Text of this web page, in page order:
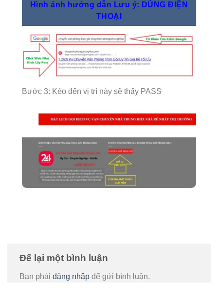
Hình ảnh hướng dẫn Lưu ý: DÙNG ĐIỆN
THOẠI
Bước 3: Kéo đến vị trí này sẽ thấy PASS
Để lại một bình luận
Bạn phải đăng nhập để gửi bình luận.